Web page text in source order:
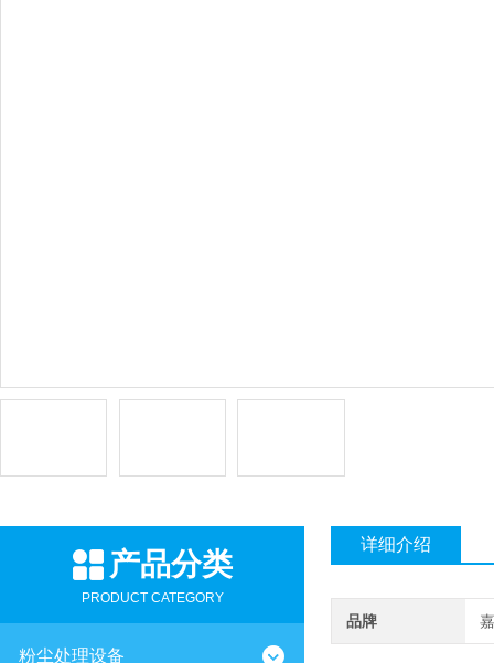
产品分类
PRODUCT CATEGORY
粉尘处理设备
详细介绍
品牌